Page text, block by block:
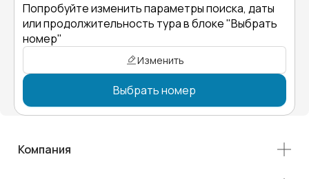
Попробуйте изменить параметры поиска, даты
или продолжительность тура в блоке "Выбрать
номер"
Изменить
Выбрать номер
Компания